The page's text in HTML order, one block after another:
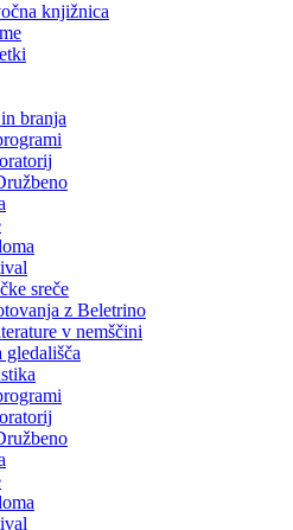
knjižnica
branja
sreče
z Beletrino
v nemščini